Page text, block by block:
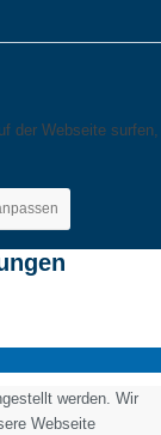
der Webseite surfen,
werden. Wir
Webseite